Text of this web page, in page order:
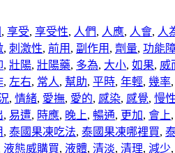
, 享受, 享受性, 人們, 人應, 人會, 人
, 刺激性, 前用 , 副作用 , 劑量, 功能
, 壯陽, 壯陽藥, 多為, 大小, 如果, 威
, 左右, 常人, 幫助, 平時, 年輕, 幾率,
, 情緒, 愛撫, 愛的, 感染, 感覺, 慢性
, 易遭, 時應, 晚上, 暢通, 更加, 會上,
, 泰國果凍吃法, 泰國果凍哪裡買,
液態威購買, 液體, 清淡, 清理, 減少,